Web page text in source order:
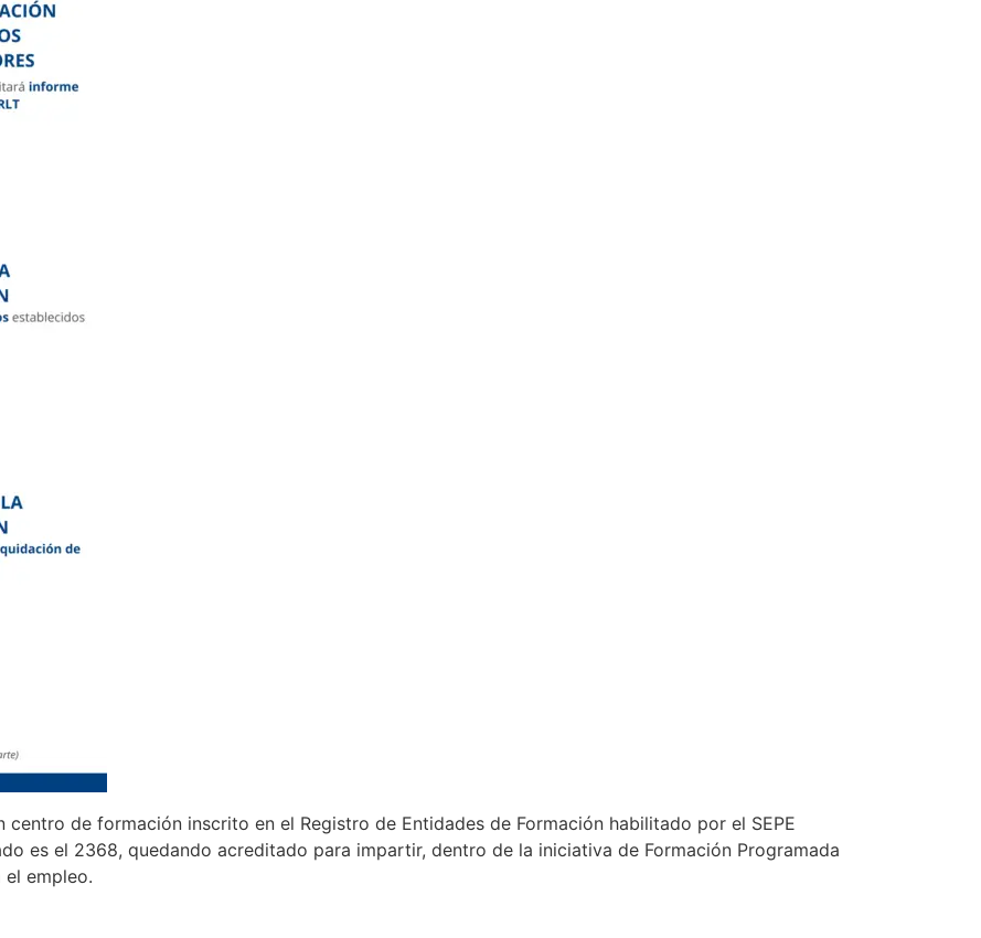
centro de formación inscrito en el Registro de Entidades de Formación habilitado por el SEPE
es el 2368, quedando acreditado para impartir, dentro de la iniciativa de Formación Programada
empleo.